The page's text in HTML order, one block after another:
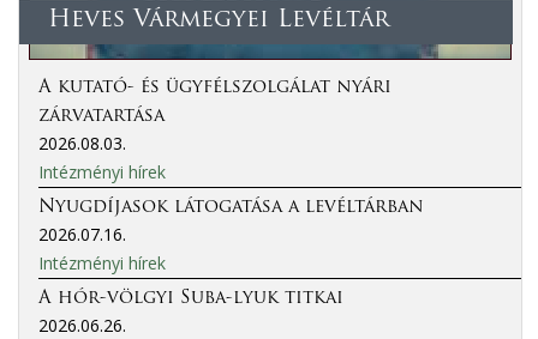
Heves Vármegyei Levéltár
A kutató- és ügyfélszolgálat nyári
zárvatartása
2026.08.03.
Intézményi hírek
Nyugdíjasok látogatása a levéltárban
2026.07.16.
Intézményi hírek
A hór-völgyi Suba-lyuk titkai
2026.06.26.